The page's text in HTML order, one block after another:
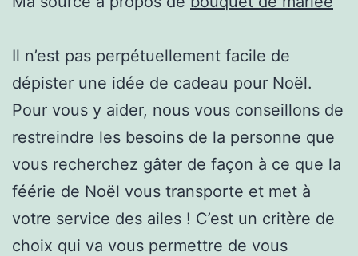
Il n’est pas perpétuellement facile de
dépister une idée de cadeau pour Noël.
Pour vous y aider, nous vous conseillons de
restreindre les besoins de la personne que
vous recherchez gâter de façon à ce que la
féérie de Noël vous transporte et met à
votre service des ailes ! C’est un critère de
choix qui va vous permettre de vous